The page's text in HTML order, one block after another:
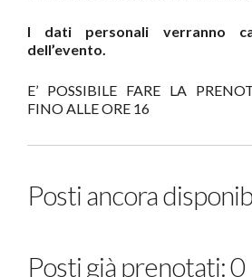
I dati personali verranno
dell’evento.
E’ POSSIBILE FARE LA
FINO ALLE ORE 16
Posti ancora
Posti già prenotati: 0